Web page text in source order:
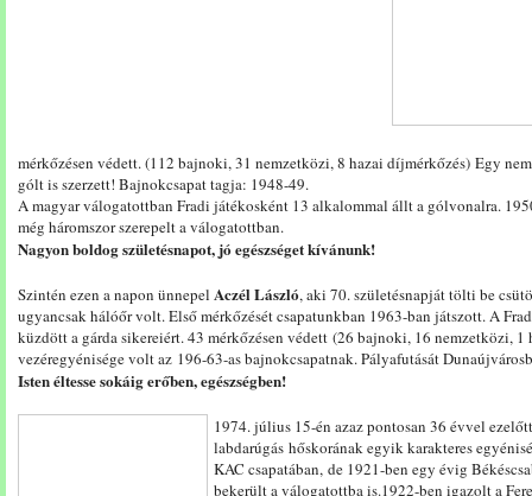
mérkőzésen védett. (112 bajnoki, 31 nemzetközi, 8 hazai díjmérkőzés) Egy
gólt is szerzett! Bajnokcsapat tagja: 1948-49.
A magyar válogatottban Fradi játékosként 13 alkalommal állt a gólvonalra.
még háromszor szerepelt a válogatottban.
Nagyon boldog születésnapot, jó egészséget kívánunk!
Szintén ezen a napon ünnepel Aczél László, aki 70. születésnapját tölti be
ugyancsak hálóőr volt. Első mérkőzését csapatunkban 1963-ban játszott. A
küzdött a gárda sikereiért. 43 mérkőzésen védett (26 bajnoki, 16 nemzetközi, 1
vezéregyénisége volt az 196-63-as bajnokcsapatnak. Pályafutását
Isten éltesse sokáig erőben, egészségben!
1974. július 15-én azaz pontosan 36 évvel
labdarúgás hőskorának egyik karakteres
KAC csapatában, de 1921-ben egy évig
bekerült a válogatottba is.1922-ben igazolt a